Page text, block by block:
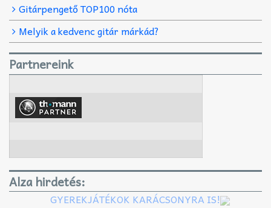
Gitárpengető TOP100 nóta
Melyik a kedvenc gitár márkád?
Partnereink
Alza hirdetés:
GYEREKJÁTÉKOK KARÁCSONYRA IS!